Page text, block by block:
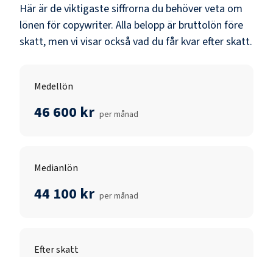
Här är de viktigaste siffrorna du behöver veta om
lönen för copywriter. Alla belopp är bruttolön före
skatt, men vi visar också vad du får kvar efter skatt.
Medellön
46 600 kr per månad
Medianlön
44 100 kr per månad
Efter skatt